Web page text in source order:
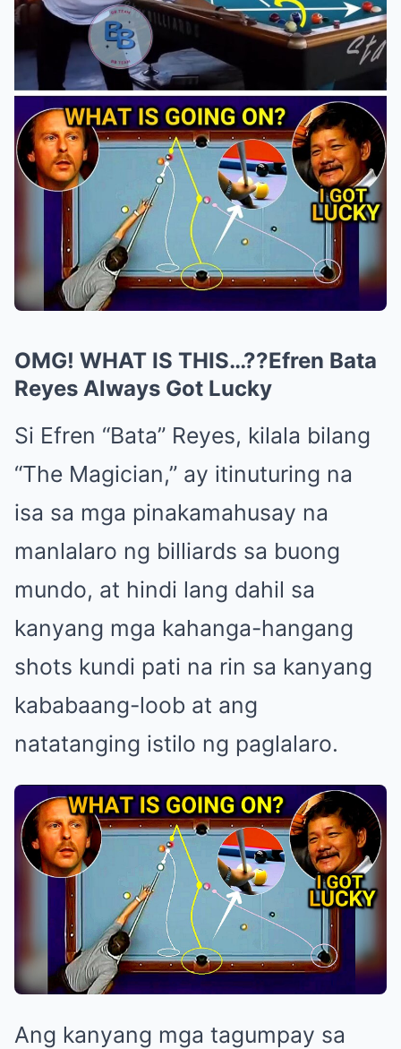
OMG! WHAT IS THIS…??Efren Bata
Reyes Always Got Lucky
Si Efren “Bata” Reyes, kilala bilang
“The Magician,” ay itinuturing na
isa sa mga pinakamahusay na
manlalaro ng billiards sa buong
mundo, at hindi lang dahil sa
kanyang mga kahanga-hangang
shots kundi pati na rin sa kanyang
kababaang-loob at ang
natatanging istilo ng paglalaro.
Ang kanyang mga tagumpay sa